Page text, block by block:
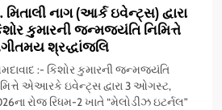
મિતાલી નાગ (આર્ક ઇવેન્ટ્સ) દ્વારા
કુમારની જન્મજયંતિ નિમિત્તે
શ્રદ્ધાંજલિ
:- કિશોર કુમારની જન્મજયંતિ
એઆરકે ઇવેન્ટ્સ દ્વારા 3 ઓગસ્ટ,
રોજ રિધમ-2 ખાતે “મેલોડીઝ ઇટર્નલ”